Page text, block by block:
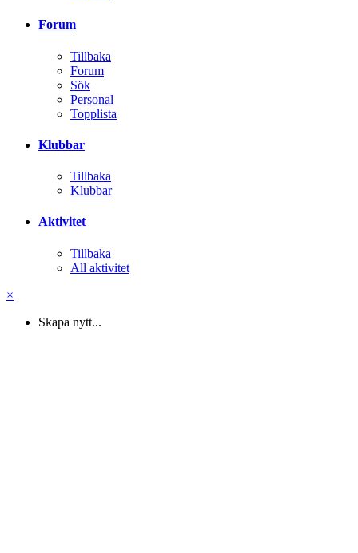
Forum
Tillbaka
Forum
Sök
Personal
Topplista
Klubbar
Tillbaka
Klubbar
Aktivitet
Tillbaka
All aktivitet
×
Skapa nytt...